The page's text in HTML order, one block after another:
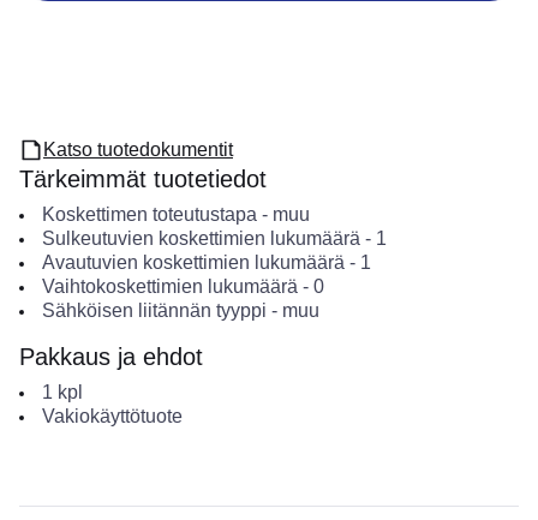
Katso tuotedokumentit
Tärkeimmät tuotetiedot
Koskettimen toteutustapa - muu
Sulkeutuvien koskettimien lukumäärä - 1
Avautuvien koskettimien lukumäärä - 1
Vaihtokoskettimien lukumäärä - 0
Sähköisen liitännän tyyppi - muu
Pakkaus ja ehdot
1 kpl
Vakiokäyttötuote